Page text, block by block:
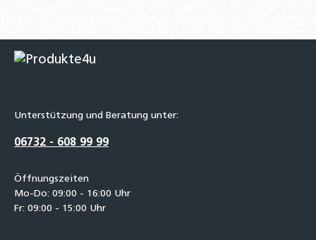
Unterstützung und Beratung unter:
06732 - 608 99 99
Öffnungszeiten
Mo-Do: 09:00 - 16:00 Uhr
Fr: 09:00 - 15:00 Uhr